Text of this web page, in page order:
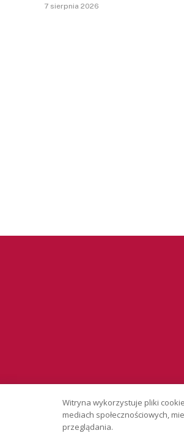
7 sierpnia 2026
Witryna wykorzystuje pliki
mediach społecznościowych,
przeglądania.